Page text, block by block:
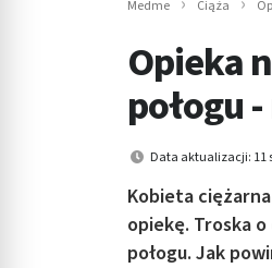
Medme Ciąża
Opieka
połogu
Data aktualizacji: 11
Kobieta
opiekę. Troska
połogu. Jak